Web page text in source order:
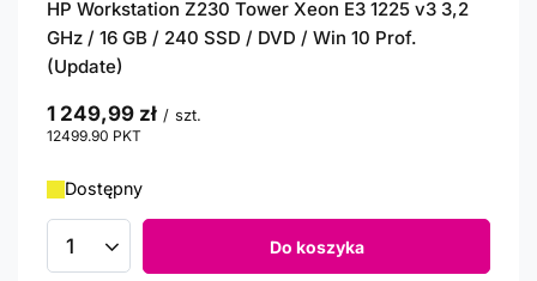
HP Workstation Z230 Tower Xeon E3 1225 v3 3,2
GHz / 16 GB / 240 SSD / DVD / Win 10 Prof.
(Update)
1 249,99 zł / szt.
12499.90 PKT
Dostępny
Ilość produktów Do koszyka